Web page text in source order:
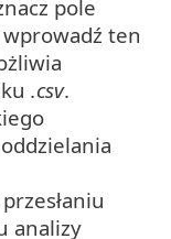
pole
ten
.csv.
analizy